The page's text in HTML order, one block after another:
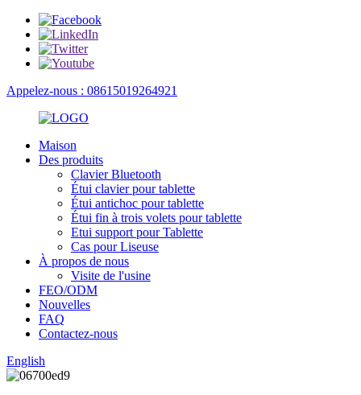
Appelez-nous : 08615019264921
Maison
Des produits
Clavier Bluetooth
Étui clavier pour tablette
Étui antichoc pour tablette
Étui fin à trois volets pour tablette
Etui support pour Tablette
Cas pour Liseuse
À propos de nous
Visite de l'usine
FEO/ODM
Nouvelles
FAQ
Contactez-nous
English